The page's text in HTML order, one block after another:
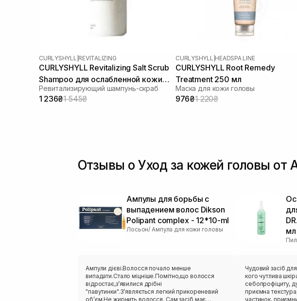
CURLYSHYLL REVITALIZING
CURLYSHYLL Revitalizing Salt Scrub
Shampoo для ослабленной кожи
головы и тонких волос 300 мл
Ревитализирующий шампунь-скраб
1 236₴1 545₴
CURLYSHYLL HEADSPA LINE
CURLYSHYLL Root Remedy
Treatment 250 мл
Маска для кожи головы
976₴1 220₴
Отзывы о Уход за кожей головы от
Ампулы для борьбы с
выпадением волос Dikson
Polipant complex - 12*10-ml
Лосьон/ Ампула для кожи головы
Ампули дієві.Волосся почало менше
випадати.Стало міцніше.Помітно,що волосся
відростає,зʼявилися дрібні
"павутинки".Зʼявляється легкий прикореневий
обʼєм.Не жирнить волосся. Сам засіб має
мл
Чудовий засіб
кого чутлива
себопрофіциту,
приємна
частинок,